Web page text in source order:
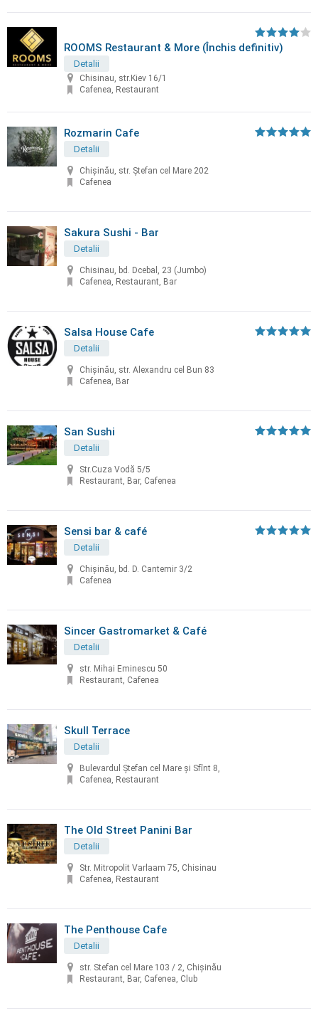
ROOMS Restaurant & More (Închis definitiv)
Detalii
Chisinau, str.Kiev 16/1
Cafenea, Restaurant
Rozmarin Cafe
Detalii
Chișinău, str. Ștefan cel Mare 202
Cafenea
Sakura Sushi - Bar
Detalii
Chisinau, bd. Dcebal, 23 (Jumbo)
Cafenea, Restaurant, Bar
Salsa House Cafe
Detalii
Chișinău, str. Alexandru cel Bun 83
Cafenea, Bar
San Sushi
Detalii
Str.Cuza Vodă 5/5
Restaurant, Bar, Cafenea
Sensi bar & café
Detalii
Chişinău, bd. D. Cantemir 3/2
Cafenea
Sincer Gastromarket & Café
Detalii
str. Mihai Eminescu 50
Restaurant, Cafenea
Skull Terrace
Detalii
Bulevardul Ștefan cel Mare și Sfînt 8,
Cafenea, Restaurant
The Old Street Panini Bar
Detalii
Str. Mitropolit Varlaam 75, Chisinau
Cafenea, Restaurant
The Penthouse Cafe
Detalii
str. Stefan cel Mare 103 / 2, Chișinău
Restaurant, Bar, Cafenea, Club